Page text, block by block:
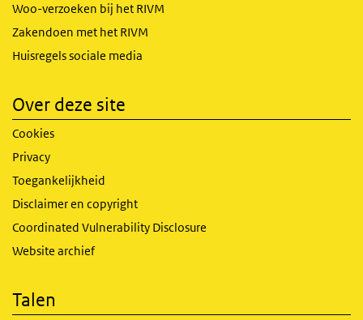
Woo-verzoeken bij het RIVM
Zakendoen met het RIVM
Huisregels sociale media
Over deze site
Cookies
Privacy
Toegankelijkheid
Disclaimer en copyright
Coordinated Vulnerability Disclosure
Website archief
Talen